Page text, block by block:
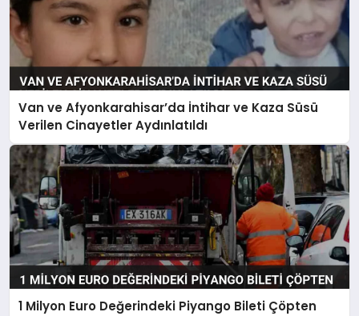
Van ve Afyonkarahisar’da İntihar ve Kaza Süsü
Verilen Cinayetler Aydınlatıldı
1 Milyon Euro Değerindeki Piyango Bileti Çöpten